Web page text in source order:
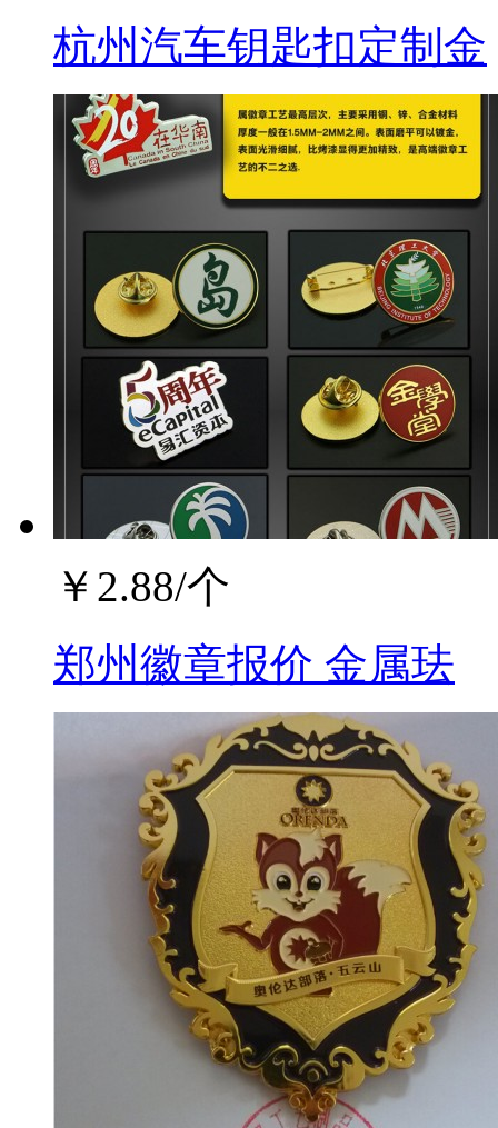
杭州汽车钥匙扣定制金
￥ 2.88/个
郑州徽章报价 金属珐